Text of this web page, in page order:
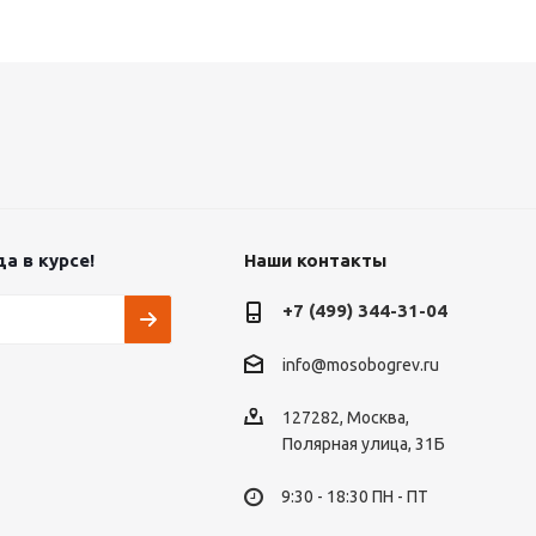
в курсе! Наши контакты
+7 (499) 344-31-04
info@mosobogrev.ru
127282, Москва,
Полярная улица, 31Б
9:30 - 18:30 ПН - ПТ